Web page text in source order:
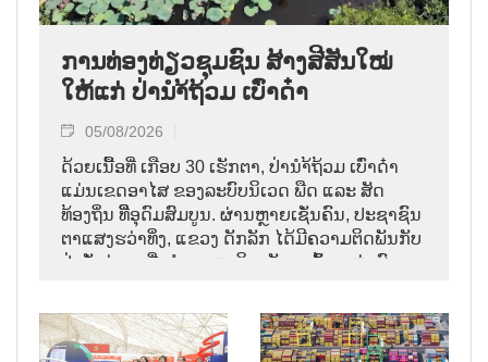
ການທ່ອງທ່ຽວຊຸມຊົນ ສ້າງສີສັນໃໝ່
ໃຫ້ແກ່ ປ່ານຳ້ຖ້ວມ ເບົ່າດ໋າ
05/08/2026
ດ້ວຍເນື້ອທີ່ ເກືອບ 30 ເຮັກຕາ, ປ່ານຳ້ຖ້ວມ ເບົ່າດ໋າ
ແມ່ນເຂດອາໄສ ຂອງລະບົບນິເວດ ພືດ ແລະ ສັດ
ທ້ອງຖິ່ນ ທີີ່ອຸດົມສົມບູນ. ຜ່ານຫຼາຍເຊັ່ນຄົນ, ປະຊາຊົນ
ຕາແສງຮວ່າທິ່ງ, ແຂວງ ດັກລັກ ໄດ້ມີຄວາມຕິດພັນກັບ
ປ່າດັ່ງກ່າວ ເພື່ອທຳມາຫາກິນ, ທັງຂຸດຄົ້ນ ແຫຼ່ງຜົນ
ມໍລະດົກ ນິເວດ ອັນມີຄ່າ.